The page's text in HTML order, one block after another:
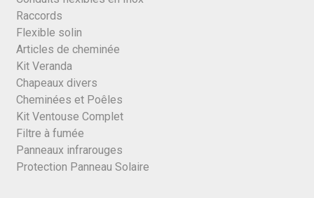
Raccords
Flexible solin
Articles de cheminée
Kit Veranda
Chapeaux divers
Cheminées et Poêles
Kit Ventouse Complet
Filtre à fumée
Panneaux infrarouges
Protection Panneau Solaire